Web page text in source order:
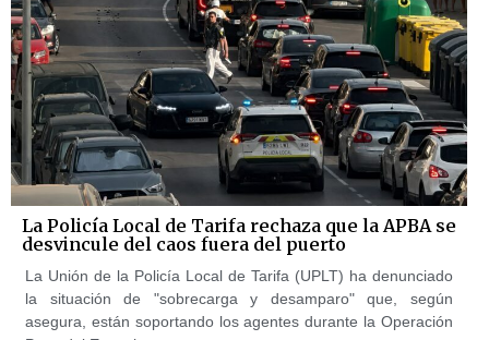
La Policía Local de Tarifa rechaza que la APBA se
desvincule del caos fuera del puerto
La Unión de la Policía Local de Tarifa (UPLT) ha denunciado
la situación de "sobrecarga y desamparo" que, según
asegura, están soportando los agentes durante la Operación